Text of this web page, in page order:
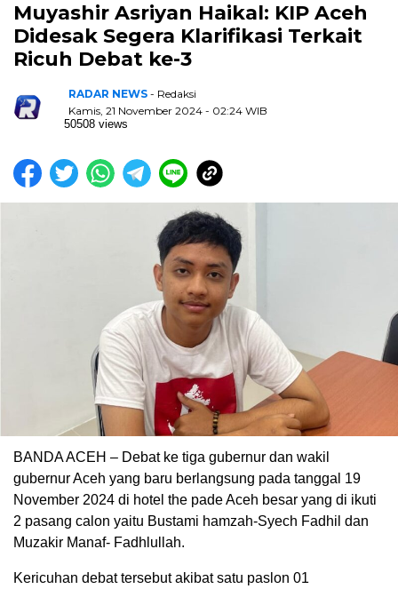
Muyashir Asriyan Haikal: KIP Aceh
Didesak Segera Klarifikasi Terkait
Ricuh Debat ke-3
RADAR NEWS - Redaksi
Kamis, 21 November 2024 - 02:24 WIB
50508 views
BANDA ACEH – Debat ke tiga gubernur dan wakil
gubernur Aceh yang baru berlangsung pada tanggal 19
November 2024 di hotel the pade Aceh besar yang di ikuti
2 pasang calon yaitu Bustami hamzah-Syech Fadhil dan
Muzakir Manaf- Fadhlullah.
Kericuhan debat tersebut akibat satu paslon 01